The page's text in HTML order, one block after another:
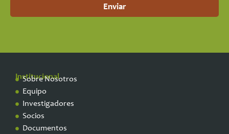
Enviar
Institucional
Sobre Nosotros
Equipo
Investigadores
Socios
Documentos